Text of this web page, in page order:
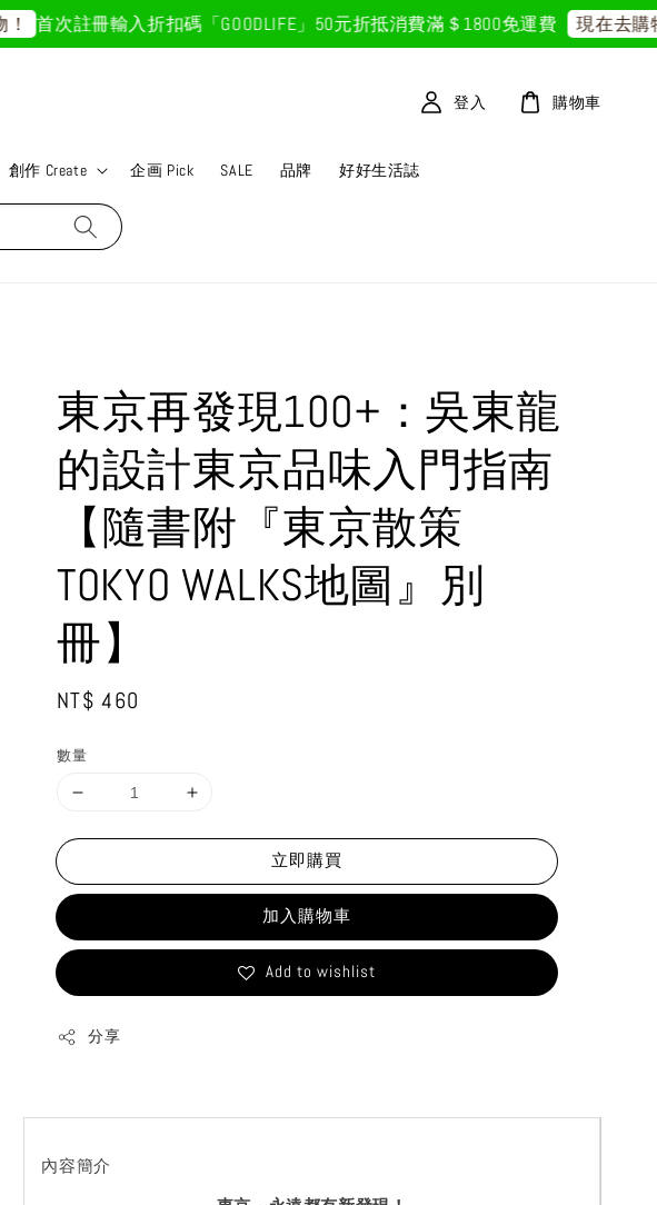
首次註冊輸入折扣碼「GOODLIFE」50元折抵消費滿＄1800免運費 現在去購物！
創作 Create 企画 Pick SALE 品牌 好好生活誌
登入 購物車
東京再發現100+：吳東龍
的設計東京品味入門指南
【隨書附『東京散策
TOKYO WALKS地圖』別
冊】
Regular
NT$ 460
數量
立即購買
加入購物車
Add to wishlist
分享
內容簡介